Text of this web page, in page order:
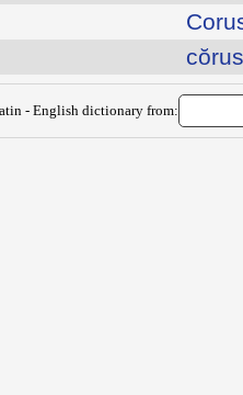
- English dictionary from: